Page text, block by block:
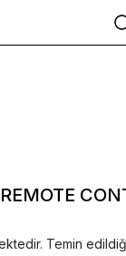
Temin